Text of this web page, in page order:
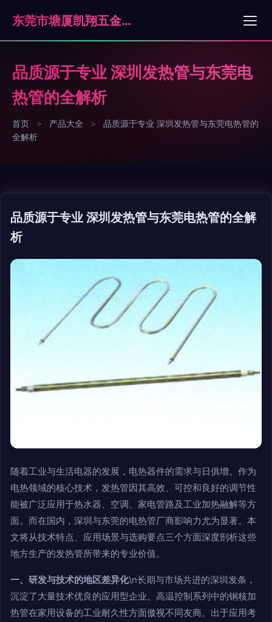
东莞市塘厦凯翔五金制品厂
品质源于专业 深圳发热管与东莞电
热管的全解析
首页 > 产品大全 >
品质源于专业 深圳发热管与东莞电热管的
全解析
品质源于专业 深圳发热管与东莞电热管的全解
析
随着工业与生活电器的发展，电热器件的需求与日俱增。作为
电热领域的核心技术，发热管因其高效、可控和良好的调节性
能被广泛应用于热水器、空调、家电管路及工业加热融解等方
面。而在国内，深圳与东莞的电热管厂商影响力尤为显著。本
文将从技术特点、应用场景与选购要点三个方面深度剖析这些
地方生产的发热管所带来的专业价值。
一、研发与技术的地区差异化\n长期与市场共进的深圳发条，
沉淀了大量技术优良的应用型企业。高温控制系列中的钢核加
热管在家用设备的工业耐久性方面傲视不同友商。出于应用考